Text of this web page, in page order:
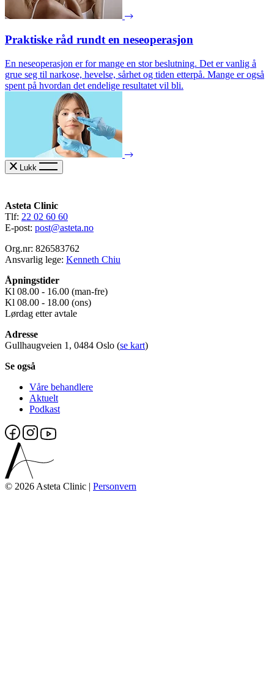
Praktiske råd rundt en neseoperasjon
En neseoperasjon er for mange en stor beslutning. Det er vanlig å
grue seg til narkose, hevelse, sårhet og tiden etterpå. Mange er også
spent på hvordan det endelige resultatet vil bli.
Lukk
Asteta Clinic
Tlf: 22 02 60 60
E-post: post@asteta.no
Org.nr: 826583762
Ansvarlig lege: Kenneth Chiu
Åpningstider
Kl 08.00 - 16.00 (man-fre)
Kl 08.00 - 18.00 (ons)
Lørdag etter avtale
Adresse
Gullhaugveien 1, 0484 Oslo (se kart)
Se også
Våre behandlere
Aktuelt
Podkast
© 2026 Asteta Clinic | Personvern